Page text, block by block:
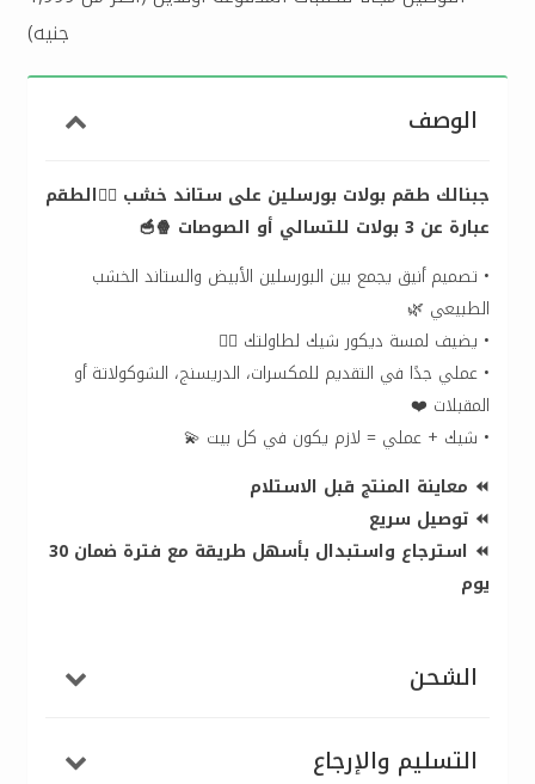
جنيه)
الوصف
جبنالك طقم بولات بورسلين على ستاند خشب 👌🏻الطقم
عبارة عن 3 بولات للتسالي أو الصوصات 🍿🥣
• تصميم أنيق يجمع بين البورسلين الأبيض والستاند الخشب
الطبيعي 🌿
• يضيف لمسة ديكور شيك لطاولتك 👌🏻
• عملي جدًا في التقديم للمكسرات، الدريسنج، الشوكولاتة أو
المقبلات ❤️
• شيك + عملي = لازم يكون في كل بيت 💫
⏪ معاينة المنتج قبل الاستلام
⏪ توصيل سريع
⏪ استرجاع واستبدال بأسهل طريقة مع فترة ضمان 30
يوم
الشحن
التسليم والإرجاع